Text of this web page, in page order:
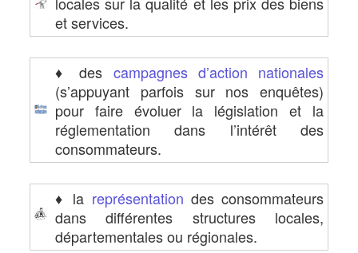
et services.
♦ des campagnes d’action nationales
(s’appuyant parfois sur nos enquêtes)
pour faire évoluer la législation et la
réglementation dans l’intérêt des
consommateurs.
♦ la représentation des consommateurs
dans différentes structures locales,
départementales ou régionales.